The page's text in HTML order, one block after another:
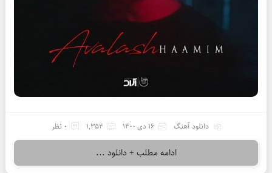
دانلود آهنگ 16 دی 1400 1,354 0 نظر
ادامه مطلب + دانلود ...